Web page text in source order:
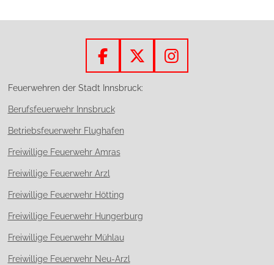
F
c
e
b
o
k
X
I
Feuerwehren der Stadt Innsbruck:
Berufsfeuerwehr Innsbruck
Betriebsfeuerwehr Flughafen
Freiwillige Feuerwehr Amras
Freiwillige Feuerwehr Arzl
Freiwillige Feuerwehr Hötting
Freiwillige Feuerwehr Hungerburg
Freiwillige Feuerwehr Mühlau
Freiwillige Feuerwehr Neu-Arzl